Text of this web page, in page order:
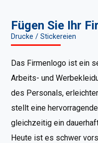
Fügen Sie Ihr
Drucke / Stickereien
Das Firmenlogo ist ein
Arbeits- und
des Personals,
stellt eine
gleichzeitig ein
Heute ist es schwer